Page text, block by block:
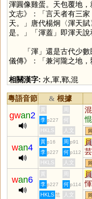
渾圓像雞蛋。天包覆地
文志》：「言天者有三
天。」唐代楊炯〈渾天
是。」「渾蓋」即渾天說
「渾」還是古代少
儀傳》：「兼河隴之地，
相關漢字: 水,軍,鄆,混
粵語音節 & 根據
gwan2
黃 周 混
惃
李 p227
何
HKLS
人文
wan4
黃 p16 周 p91 員
芸
篔
鼲
李 p227 何 p112
HKLS 人文
wan6
黃 周 員
惲
顐
李 p227 何 p114
HKLS 范 人文